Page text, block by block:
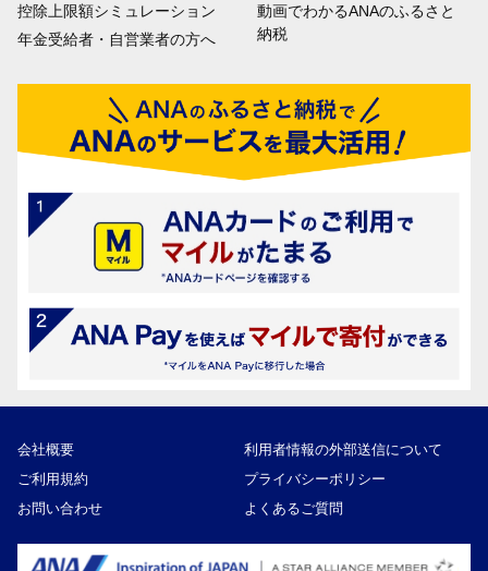
控除上限額シミュレーション
年金受給者・自営業者の方へ
動画でわかるANAのふるさと
納税
会社概要
利用者情報の外部送信について
ご利用規約
プライバシーポリシー
お問い合わせ
よくあるご質問